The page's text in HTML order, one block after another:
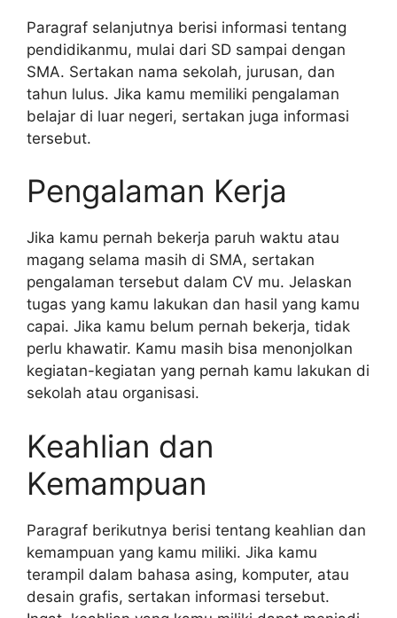
Paragraf selanjutnya berisi informasi tentang
pendidikanmu, mulai dari SD sampai dengan
SMA. Sertakan nama sekolah, jurusan, dan
tahun lulus. Jika kamu memiliki pengalaman
belajar di luar negeri, sertakan juga informasi
tersebut.
Pengalaman Kerja
Jika kamu pernah bekerja paruh waktu atau
magang selama masih di SMA, sertakan
pengalaman tersebut dalam CV mu. Jelaskan
tugas yang kamu lakukan dan hasil yang kamu
capai. Jika kamu belum pernah bekerja, tidak
perlu khawatir. Kamu masih bisa menonjolkan
kegiatan-kegiatan yang pernah kamu lakukan di
sekolah atau organisasi.
Keahlian dan
Kemampuan
Paragraf berikutnya berisi tentang keahlian dan
kemampuan yang kamu miliki. Jika kamu
terampil dalam bahasa asing, komputer, atau
desain grafis, sertakan informasi tersebut.